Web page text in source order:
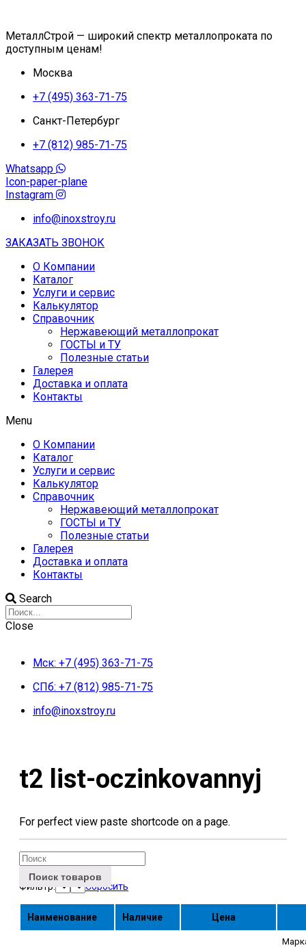
МеталлСтрой — широкий спектр металлопроката по
доступным ценам!
Москва
+7 (495) 363-71-75
Санкт-Петербург
+7 (812) 985-71-75
Whatsapp
Icon-paper-plane
Instagram
info@inoxstroy.ru
ЗАКАЗАТЬ ЗВОНОК
О Компании
Каталог
Услуги и сервис
Калькулятор
Справочник
Нержавеющий металлопрокат
ГОСТЫ и ТУ
Полезные статьи
Галерея
Доставка и оплата
Контакты
Menu
О Компании
Каталог
Услуги и сервис
Калькулятор
Справочник
Нержавеющий металлопрокат
ГОСТЫ и ТУ
Полезные статьи
Галерея
Доставка и оплата
Контакты
Search
Close
Мск: +7 (495) 363-71-75
СПб: +7 (812) 985-71-75
info@inoxstroy.ru
t2 list-oczinkovannyj
For perfect view paste shortcode on a page.
Поиск товаров
Фильтр:
Сбросить
Наименование Наличие Цена